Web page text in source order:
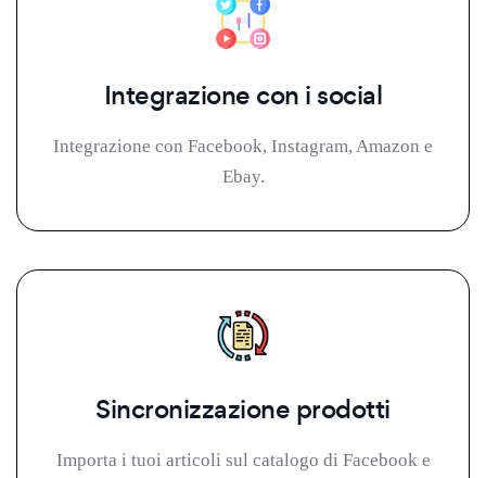
Integrazione con i social
Integrazione con Facebook, Instagram, Amazon e
Ebay.
Sincronizzazione prodotti
Importa i tuoi articoli sul catalogo di Facebook e